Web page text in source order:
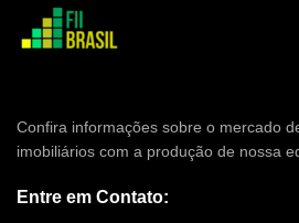
Confira informações sobre o mercado
imobiliários com a produção de nossa
Entre em Contato: